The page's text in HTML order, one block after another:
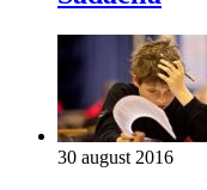
30 august 2016